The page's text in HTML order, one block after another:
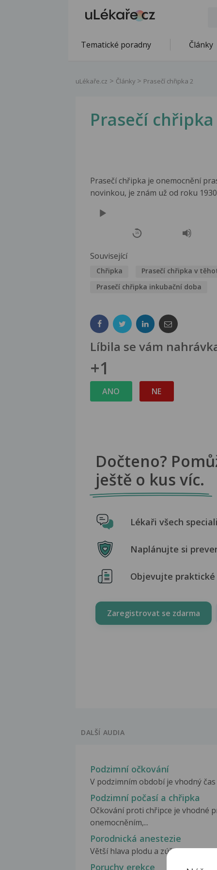
Tematické poradny Články
uLékaře.cz Články Prasečí chřipka 2
Prasečí chřipka
Prasečí chřipka je onemocnění
novinkou, je znám už od roku
Player
15
Související
Chřipka Prasečí chřipka v
Prasečí chřipka inkubační doba
Líbila se vám
+1
ANO NE
Dočteno?
ještě o kus víc.
Lékaři všech
Naplánujte si
Objevujte
Zaregistrovat se zdarma
DALŠÍ AUDIA
Podzimní očkování
V podzimním období je vhodný
Podzimní počasí a chřipka
Očkování proti chřipce je vhodné
onemocněním,...
Porodnická anestezie
Větší hlava plodu a zúžená lidská
Poruchy erekce